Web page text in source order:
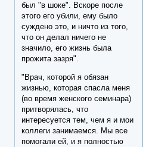
был "в шоке". Вскоре после
этого его убили, ему было
суждено это, и ничто из того,
что он делал ничего не
значило, его жизнь была
прожита зазря".
"Врач, которой я обязан
жизнью, которая спасла меня
(во время женского семинара)
притворялась, что
интересуется тем, чем я и мои
коллеги занимаемся. Мы все
помогали ей, и я полностью